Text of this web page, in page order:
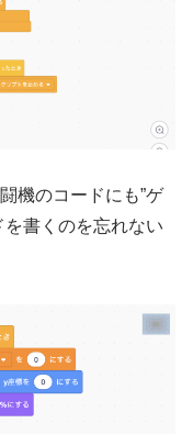
機のコードにも”ゲ
を書くのを忘れない